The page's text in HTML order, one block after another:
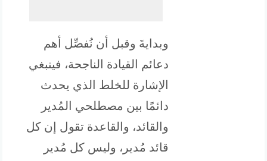
وبدايةَ وقبل أن نُفصِّل أهم
دعائم القيادة الناجحة، فينبغي
الإشارة للخلط الذي يحدث
دائمًا بين مصطلحي المُدير
والقائد، والقاعدة تقول إن كل
قائد مُدير، وليس كل مُدير